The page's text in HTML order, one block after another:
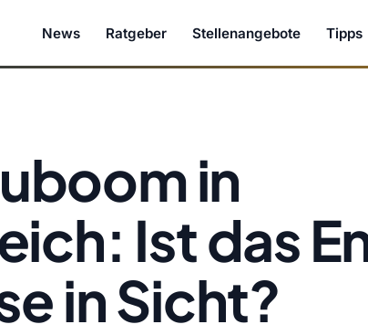
News Ratgeber Stellenangebote Tipps
in
Ist das
in Sicht?